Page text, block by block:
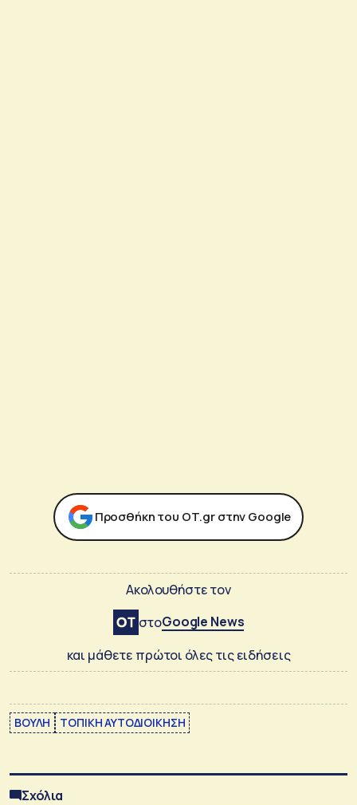
Προσθήκη του ΟΤ.gr στην Google
Ακολουθήστε τον
στοGoogle News
και μάθετε πρώτοι όλες τις ειδήσεις
ΒΟΥΛΗ ΤΟΠΙΚΗ ΑΥΤΟΔΙΟΙΚΗΣΗ
Σχόλια